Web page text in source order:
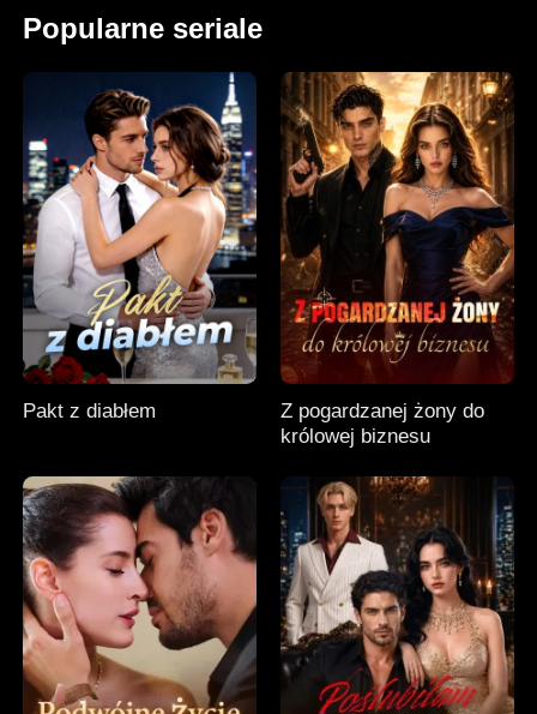
Popularne seriale
Pakt z diabłem
Z pogardzanej żony do
królowej biznesu